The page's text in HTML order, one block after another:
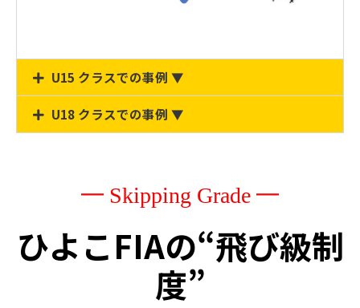
U15 クラスでの事例 ▼
U18 クラスでの事例 ▼
━ Skipping Grade ━
ひよこFIAの“飛び級制
度”